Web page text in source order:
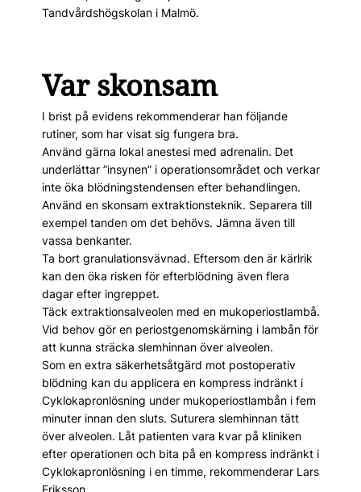
Tandvårdshögskolan i Malmö.
Var skonsam
I brist på evidens rekommenderar han följande
rutiner, som har visat sig fungera bra.
Använd gärna lokal anestesi med adrenalin. Det
underlättar ”insynen” i operationsområdet och verkar
inte öka blödningstendensen efter behandlingen.
Använd en skonsam extraktionsteknik. Separera till
exempel tanden om det behövs. Jämna även till
vassa benkanter.
Ta bort granulationsvävnad. Eftersom den är kärlrik
kan den öka risken för efterblödning även flera
dagar efter ingreppet.
Täck extraktionsalveolen med en mukoperiostlambå.
Vid behov gör en periostgenomskärning i lambån för
att kunna sträcka slemhinnan över alveolen.
Som en extra säkerhetsåtgärd mot postoperativ
blödning kan du applicera en kompress indränkt i
Cyklokapronlösning under mukoperiostlambån i fem
minuter innan den sluts. Suturera slemhinnan tätt
över alveolen. Låt patienten vara kvar på kliniken
efter operationen och bita på en kompress indränkt i
Cyklokapronlösning i en timme, rekommenderar Lars
Eriksson.